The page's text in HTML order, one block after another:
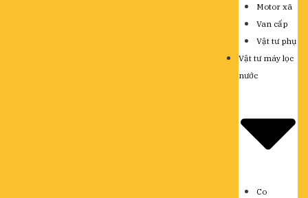
Motor xã
Van cấp
Vật tư phụ
Vật tư máy lọc
nước
Co